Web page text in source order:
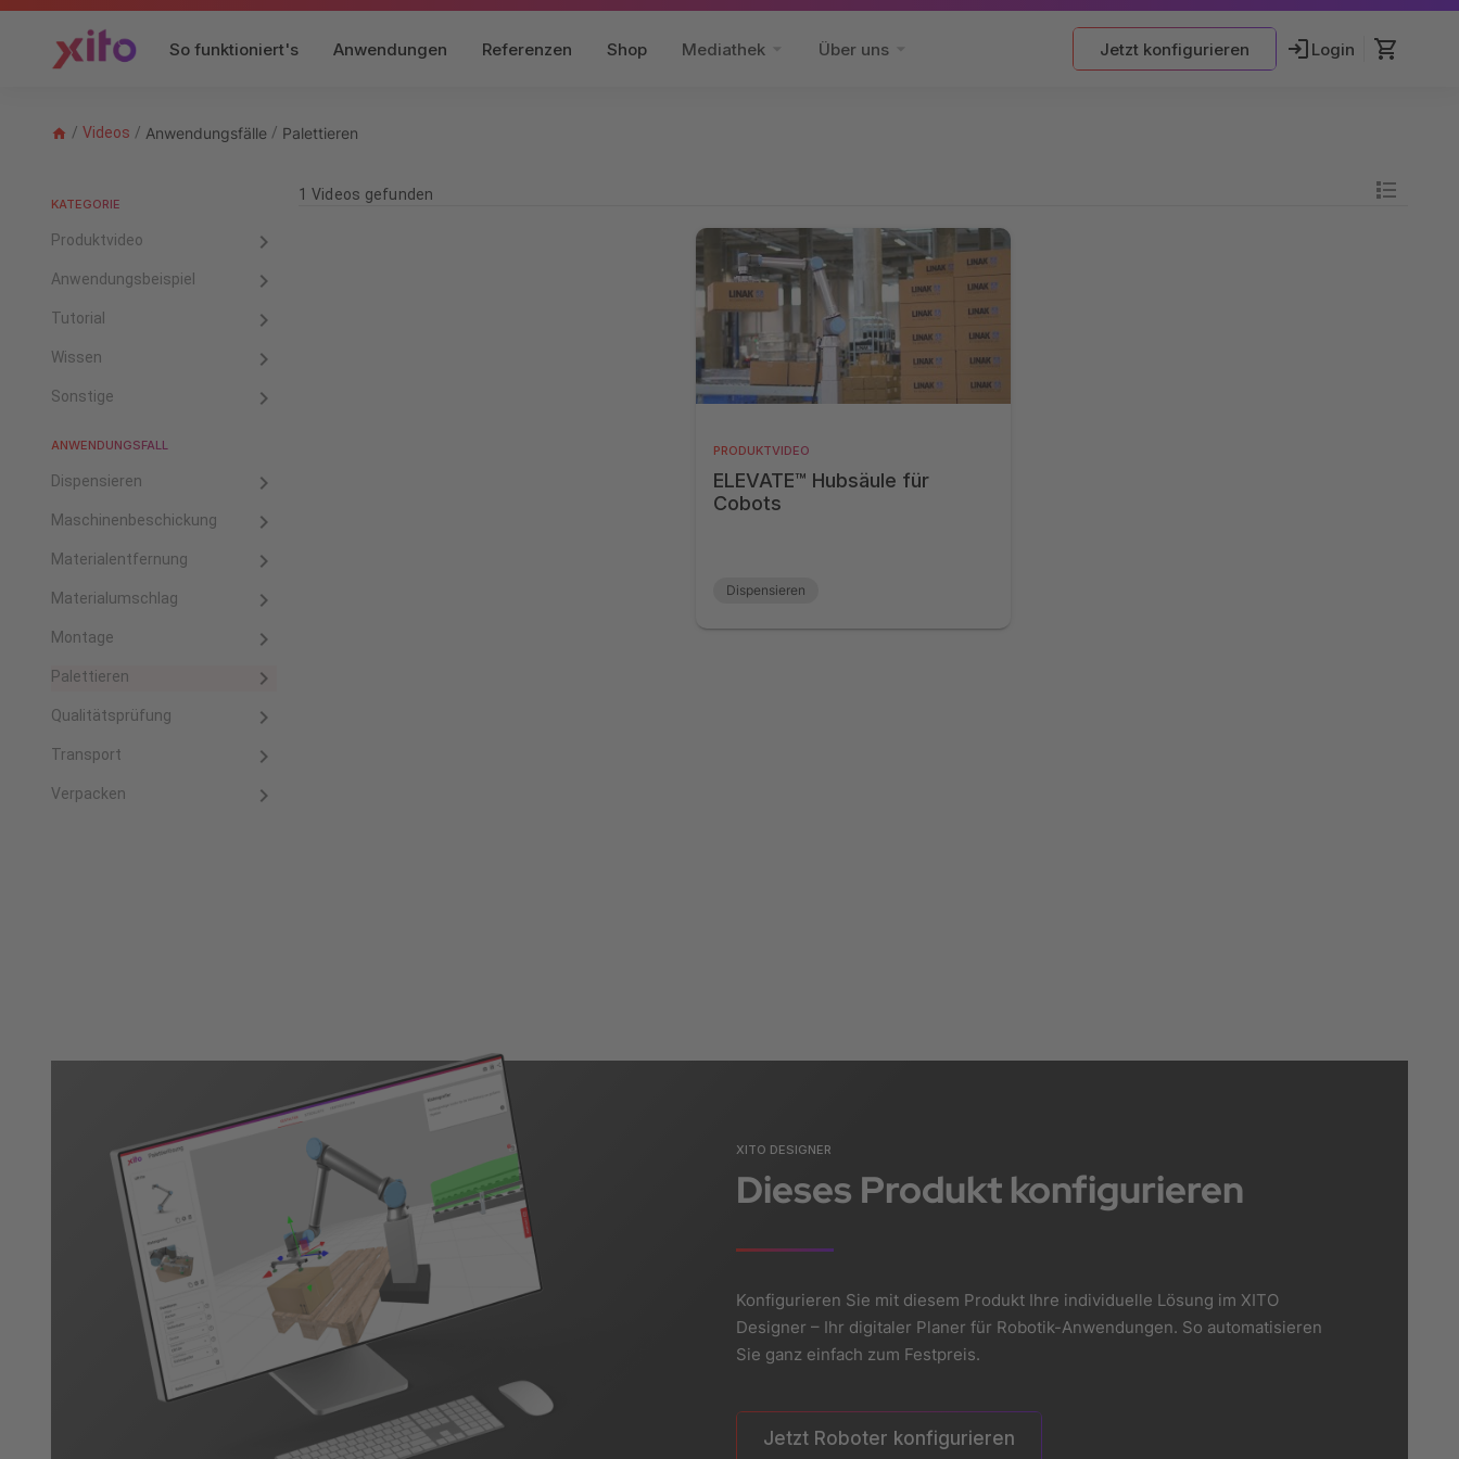
So funktioniert's Anwendungen Referenzen Shop Mediathek Über uns Jetzt konfigurieren Login
/ Videos / Anwendungsfälle / Palettieren
KATEGORIE
Produktvideo
Anwendungsbeispiel
Tutorial
Wissen
Sonstige
ANWENDUNGSFALL
Dispensieren
Maschinenbeschickung
Materialentfernung
Materialumschlag
Montage
Palettieren
Qualitätsprüfung
Transport
Verpacken
1 Videos gefunden
PRODUKTVIDEO
ELEVATE™ Hubsäule für
Cobots
Dispensieren
XITO DESIGNER
Dieses Produkt konfigurieren
Konfigurieren Sie mit diesem Produkt Ihre individuelle Lösung im XITO
Designer – Ihr digitaler Planer für Robotik-Anwendungen. So automatisieren
Sie ganz einfach zum Festpreis.
Jetzt Roboter konfigurieren